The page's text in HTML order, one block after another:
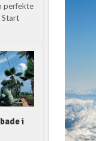
perfekte
Start
i